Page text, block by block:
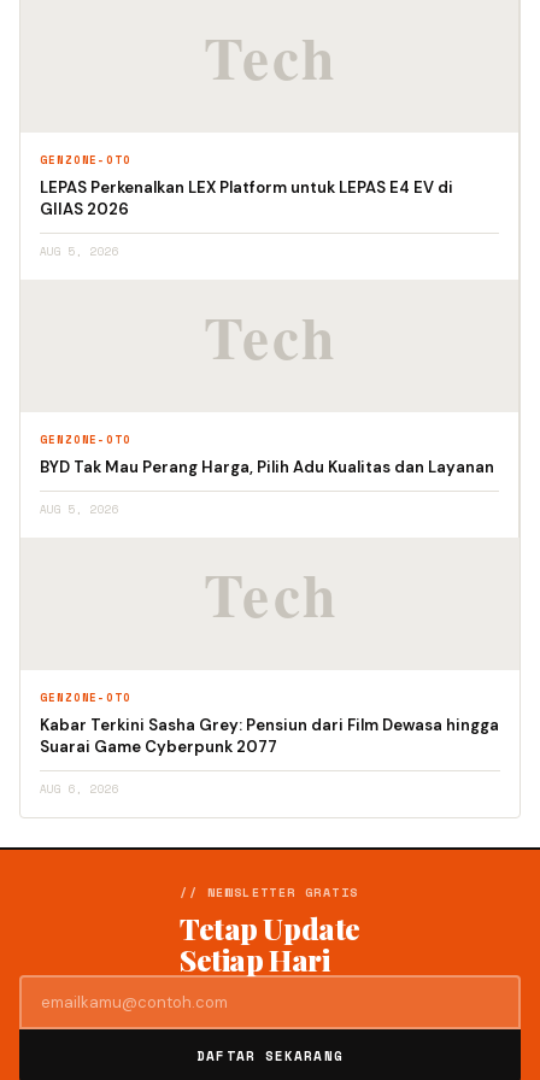
GENZONE-OTO
LEPAS Perkenalkan LEX Platform untuk LEPAS E4 EV di
GIIAS 2026
AUG 5, 2026
GENZONE-OTO
BYD Tak Mau Perang Harga, Pilih Adu Kualitas dan Layanan
AUG 5, 2026
GENZONE-OTO
Kabar Terkini Sasha Grey: Pensiun dari Film Dewasa hingga
Suarai Game Cyberpunk 2077
AUG 6, 2026
// NEWSLETTER GRATIS
Tetap Update
Setiap Hari
DAFTAR SEKARANG